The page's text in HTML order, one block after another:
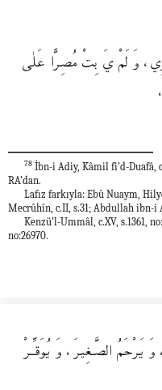
وَ لَمْ يَ بِتْ مُصِرًّا عَلٰى
78 İbn-i Adiy, Kâmil fi’d-Duafâ,
RA’dan.
Lafız farkıyla: Ebû Nuaym,
Mecrûhîn, c.II, s.31; Abdullah ibn-i
Kenzü’l-Ummâl, c.XV, s.1361,
no:26970.
وَ يَرْحَمُ الصَّــغِيرَ، وَ يُوَقــِّـرْ